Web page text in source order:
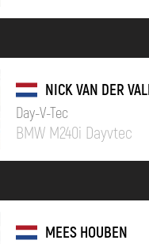
NICK VAN DER
Day-V-Tec
BMW M240i Dayvtec
MEES HOUBEN